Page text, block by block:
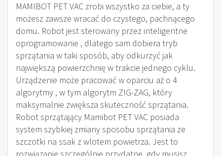
MAMIBOT PET VAC zrobi wszystko za ciebie, a ty
możesz zawsze wracać do czystego, pachnącego
domu. Robot jest sterowany przez inteligentne
oprogramowanie , dlatego sam dobiera tryb
sprzątania w taki sposób, aby odkurzyć jak
największą powierzchnię w trakcie jednego cyklu.
Urządzenie może pracować w oparciu aż o 4
algorytmy , w tym algorytm ZIG-ZAG, który
maksymalnie zwiększa skuteczność sprzątania.
Robot sprzątający Mamibot PET VAC posiada
system szybkiej zmiany sposobu sprzątania ze
szczotki na ssak z wlotem powietrza. Jest to